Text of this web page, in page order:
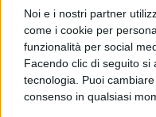
Noi e i nostri partner
come i cookie per
funzionalità per social
Facendo clic di seguito si
tecnologia. Puoi
consenso in qualsiasi
saputo integrare i
inglesi e i neri
reinventando la pop
film. Che
dicevo: guarda un